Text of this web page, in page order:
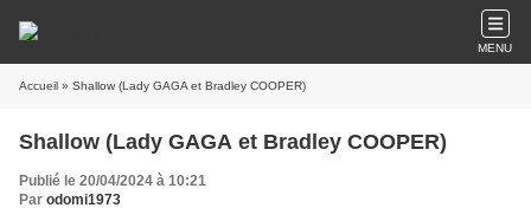
MENU
Accueil » Shallow (Lady GAGA et Bradley COOPER)
Shallow (Lady GAGA et Bradley COOPER)
Publié le 20/04/2024 à 10:21
Par odomi1973